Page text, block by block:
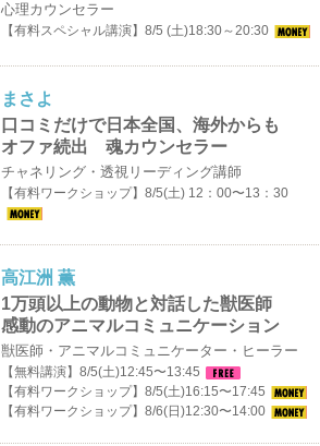
心理カウンセラー
【有料スペシャル講演】8/5 (土)18:30～20:30
まさよ
口コミだけで日本全国、海外からも
オファ続出 魂カウンセラー
チャネリング・透視リーディング講師
【有料ワークショップ】8/5(土) 12：00〜13：30
高江洲 薫
1万頭以上の動物と対話した獣医師
感動のアニマルコミュニケーション
獣医師・アニマルコミュニケーター・ヒーラー
【無料講演】8/5(土)12:45〜13:45
【有料ワークショップ】8/5(土)16:15〜17:45
【有料ワークショップ】8/6(日)12:30〜14:00